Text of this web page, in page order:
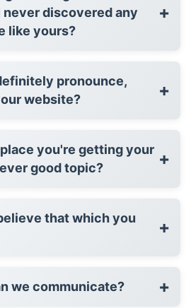
never discovered any
like yours?
+
pronounce,
website?
+
you're getting your
good topic?
+
that which you
+
we communicate? +